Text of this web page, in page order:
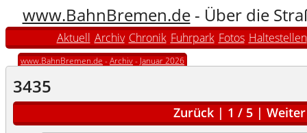
www.BahnBremen.de- Über die
Aktuell Archiv Chronik Fuhrpark Fotos Haltestellen
www.BahnBremen.de -Archiv- Januar 2026
3435
Zurück | 1 / 5 | Weiter